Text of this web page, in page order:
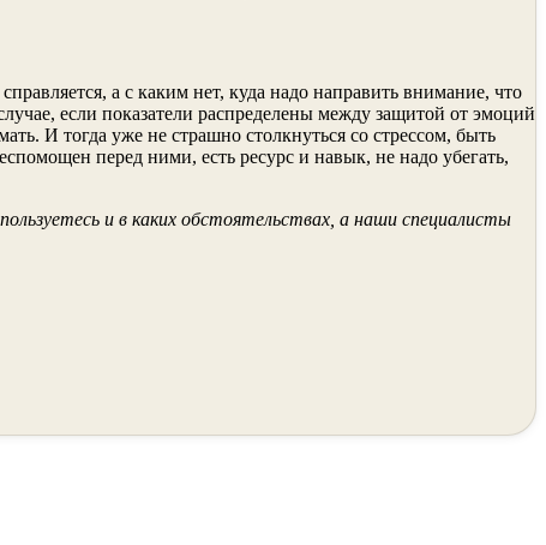
а с каким нет, куда надо направить внимание, что
если показатели распределены между защитой от эмоций
И тогда уже не страшно столкнуться со стрессом, быть
перед ними, есть ресурс и навык, не надо убегать,
и в каких обстоятельствах, а наши специалисты